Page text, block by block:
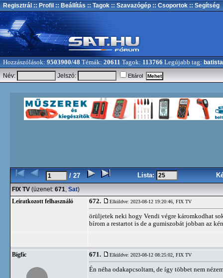
Regisztrál :: Profil :: Beállítás :: Tagok :: Szavazógép :: Csoportok :: Segítség
Hozzászólások: 9503900/48 Témák: 20611 Tagok: 113766 Legújabb tag: batista
Név:
Jelszó: Eltárol
/ 27 Lista:
FIX TV (üzenet: 671, Sat)
Leíratkozott felhasználó 672. Elküldve: 2023-08-12 19:20:46, FIX TV
örüljetek neki hogy Vendi végre káromkodhat
bírom a restartot is de a gumiszobát jobban az
Bigfic 671. Elküldve: 2023-08-12 08:25:02, FIX TV
Én néha odakapcsoltam, de így többet nem